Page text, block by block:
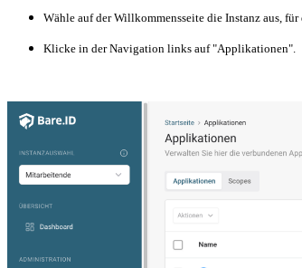
Wähle auf der Willkommensseite die Instanz aus,
Klicke in der Navigation links auf "Applikationen".